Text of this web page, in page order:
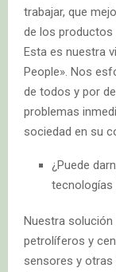
trabajar, que
de los productos
Esta es nuestra
People». Nos
de todos y por
problemas
sociedad en su
¿Puede
tecnologías
Nuestra
petrolíferos y
sensores y